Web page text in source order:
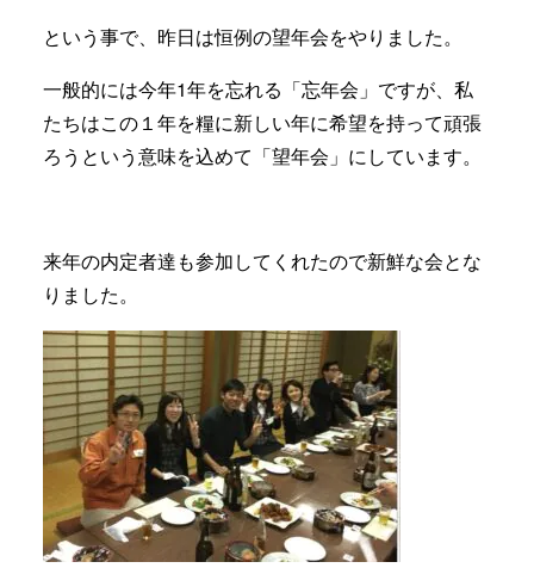
という事で、昨日は恒例の望年会をやりました。
一般的には今年1年を忘れる「忘年会」ですが、私
たちはこの１年を糧に新しい年に希望を持って頑張
ろうという意味を込めて「望年会」にしています。
来年の内定者達も参加してくれたので新鮮な会とな
りました。